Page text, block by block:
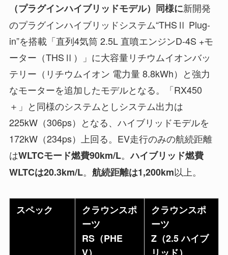
（プラグインハイブリッドモデル）同様に新開発
のプラグインハイブリッドシステム“THSⅡ Plug-
in”を搭載「直列4気筒 2.5L 直噴エンジンD-4S +モ
ーター（THSⅡ）」に大容量リチウムイオンバッ
テリー（リチウムイオン 電力量 8.8kWh）と強力
なモーターを追加したモデルとなる。「RX450
＋」と同様のシステムとしシステム出力は
225kW（306ps）となる、ハイブリッドモデルを
172kW（234ps）上回る。EV走行のみの航続距離
はWLTCモード燃費90km/L。ハイブリッド燃費
WLTCは20.3km/L。 航続距離は1,200km以上。
スペック
クラウンスポ
ーツ
RS（PHE
クラウンスポ
ーツ
Z（2.5 ハイブ